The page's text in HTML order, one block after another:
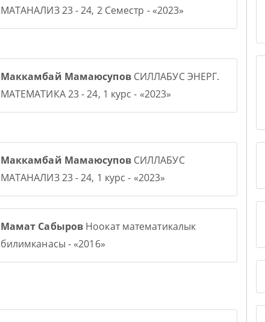
МАТАНАЛИЗ 23 - 24, 2 Семестр - «2023»
Маккамбай МамаюсуповСИЛЛАБУС ЭНЕРГ.
МАТЕМАТИКА 23 - 24, 1 курс - «2023»
Маккамбай МамаюсуповСИЛЛАБУС
МАТАНАЛИЗ 23 - 24, 1 курс - «2023»
Мамат Сабыров Ноокат математикалык
билимканасы - «2016»